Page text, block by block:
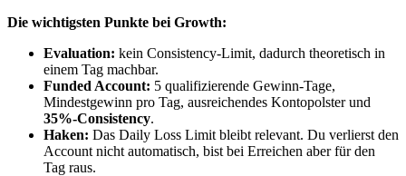
Die wichtigsten Punkte bei Growth:
Evaluation: kein Consistency-Limit, dadurch theoretisch in
einem Tag machbar.
Funded Account: 5 qualifizierende Gewinn-Tage,
Mindestgewinn pro Tag, ausreichendes Kontopolster und
35%-Consistency.
Haken: Das Daily Loss Limit bleibt relevant. Du verlierst den
Account nicht automatisch, bist bei Erreichen aber für den
Tag raus.